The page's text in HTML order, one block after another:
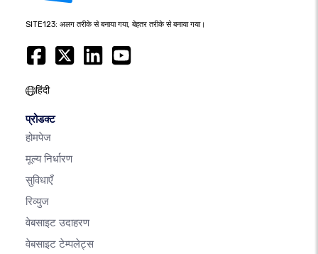
SITE123: अलग तरीके से बनाया गया, बेहतर तरीके से बनाया गया।
हिंदी
प्रोडक्ट
होमपेज
मूल्य निर्धारण
सुविधाएँ
रिव्युज
वेबसाइट उदाहरण
वेबसाइट टेम्पलेट्स